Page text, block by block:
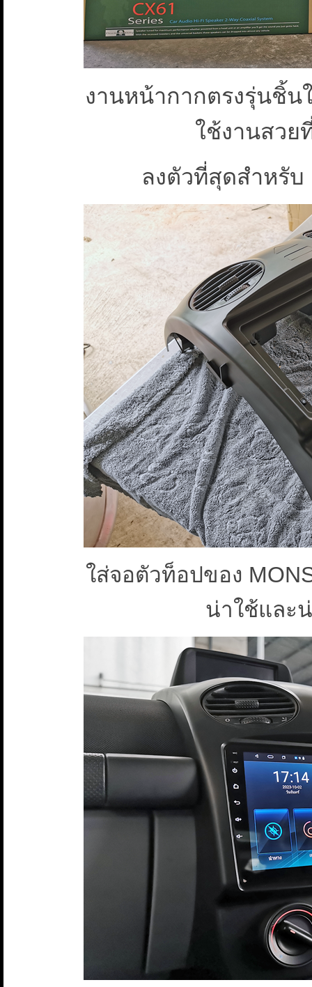
งานหน้ากากตรงรุ่นชิ้น
ใช้งานสวย
ลงตัวที่สุดสำหรับ
ใส่จอตัวท็อปของ
น่าใช้และ